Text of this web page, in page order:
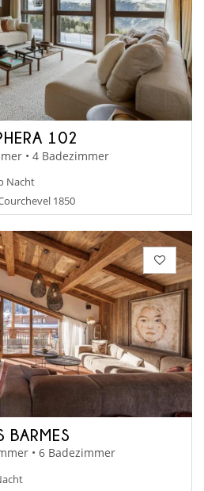
102
• 4 Badezimmer
Nacht
1850
BARMES
• 6 Badezimmer